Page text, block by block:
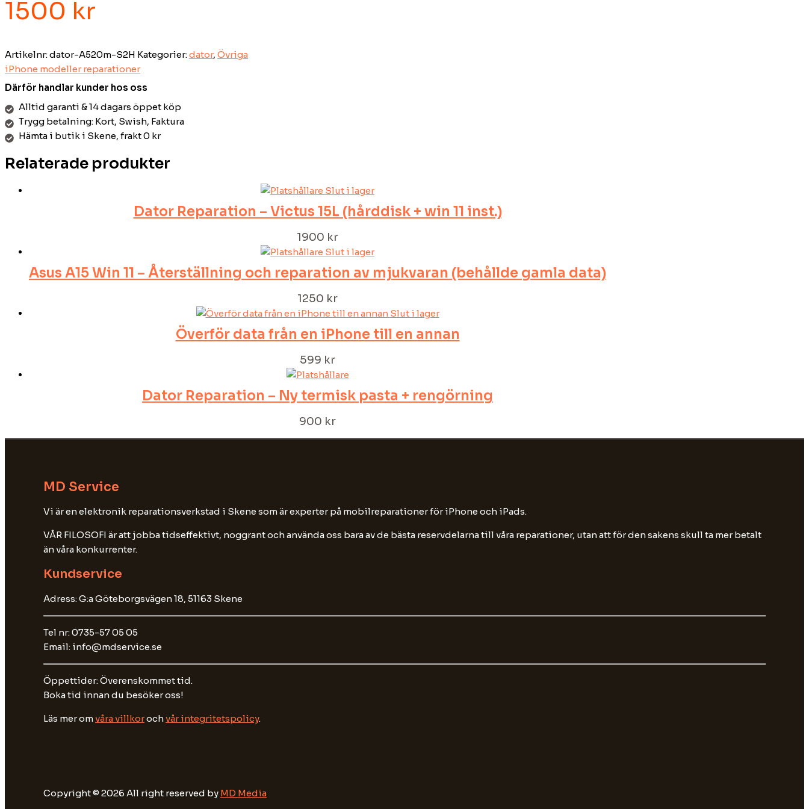
1500 kr
Artikelnr:dator-A520m-S2H Kategorier:dator, Övriga
iPhone modeller reparationer
Därför handlar kunder hos oss
Alltid garanti & 14 dagars öppet köp
Trygg betalning: Kort, Swish, Faktura
Hämta i butik i Skene, frakt 0 kr
Relaterade produkter
Slut i lager
Dator Reparation – Victus 15L (hårddisk + win 11 inst.)
1900 kr
Slut i lager
Asus A15 Win 11 – Återställning och reparation av mjukvaran (behållde gamla data)
1250 kr
Slut i lager
Överför data från en iPhone till en annan
599 kr
Dator Reparation – Ny termisk pasta + rengörning
900 kr
MD Service
Vi är en elektronik reparationsverkstad i Skene som är experter på mobilreparationer för iPhone och iPads.
VÅR FILOSOFI är att jobba tidseffektivt, noggrant och använda oss bara av de bästa reservdelarna till våra reparationer, utan att för den sakens skull ta mer betalt
än våra konkurrenter.
Kundservice
Adress: G:a Göteborgsvägen 18, 51163 Skene
Tel nr: 0735-57 05 05
Email: info@mdservice.se
Öppettider: Överenskommet tid.
Boka tid innan du besöker oss!
Läs mer omvåra villkorochvår integritetspolicy.
Copyright © 2026 All right reserved by MD Media